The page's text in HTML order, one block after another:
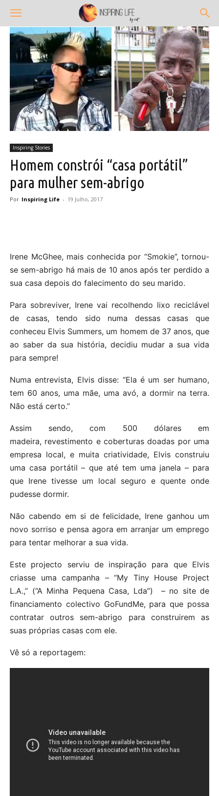
Inspiring Stories
Homem constrói “casa portátil”
para mulher sem-abrigo
Por Inspiring Life - 19 Julho, 2017
Irene McGhee, mais conhecida por “Smokie”, tornou-
se sem-abrigo há mais de 10 anos após ter perdido a
sua casa depois do falecimento do seu marido.
Para sobreviver, Irene vai recolhendo lixo reciclável
de casas, tendo sido numa dessas casas que
conheceu Elvis Summers, um homem de 37 anos, que
ao saber da sua história, decidiu mudar a sua vida
para sempre!
Numa entrevista, Elvis disse: “Ela é um ser humano,
tem 60 anos, uma mãe, uma avó, a dormir na terra.
Não está certo.”
Assim sendo, com 500 dólares em
madeira, revestimento e coberturas doadas por uma
empresa local, e muita criatividade, Elvis construiu
uma casa portátil – que até tem uma janela – para
que Irene tivesse um local seguro e quente onde
pudesse dormir.
Não cabendo em si de felicidade, Irene ganhou um
novo sorriso e pensa agora em arranjar um emprego
para tentar melhorar a sua vida.
Este projecto serviu de inspiração para que Elvis
criasse uma campanha – “My Tiny House Project
L.A.,” (“A Minha Pequena Casa, Lda”) – no site de
financiamento colectivo GoFundMe, para que possa
contratar outros sem-abrigo para construirem as
suas próprias casas com ele.
Vê só a reportagem: